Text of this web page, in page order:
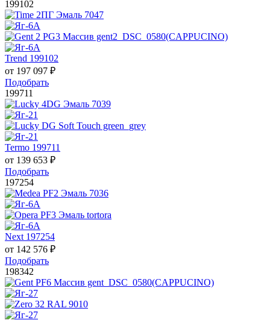
199102
Trend 199102
от 197 097 ₽
Подобрать
199711
Termo 199711
от 139 653 ₽
Подобрать
197254
Next 197254
от 142 576 ₽
Подобрать
198342